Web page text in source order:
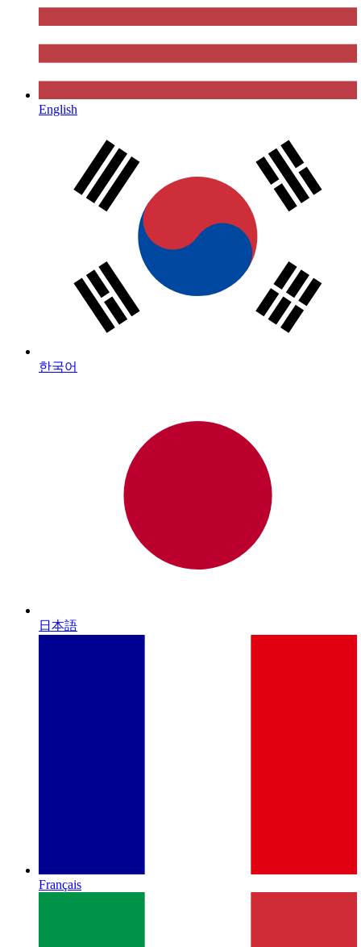
English
한국어
日本語
Français